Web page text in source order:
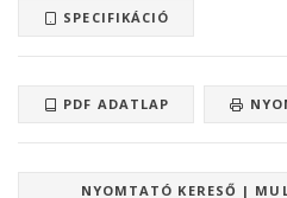
SPECIFIKÁCIÓ
PDF ADATLAP
NYOMTATÓ KERESŐ |